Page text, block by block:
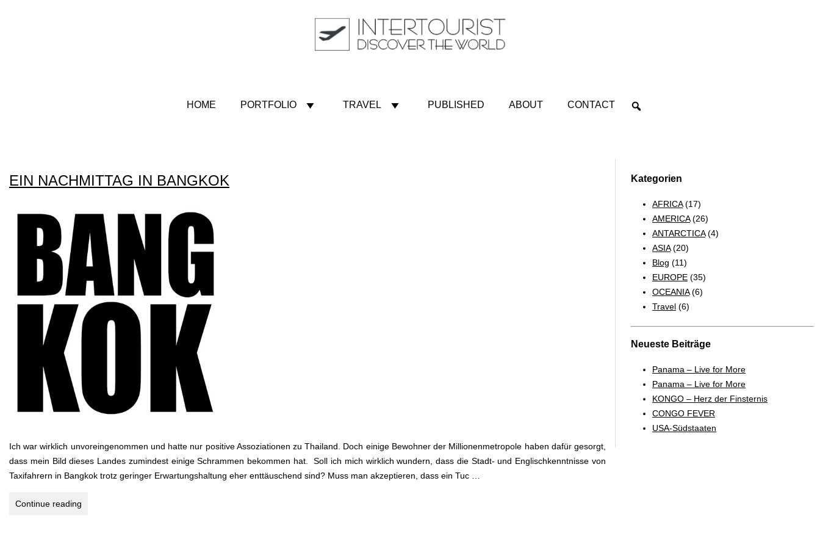
HOME PORTFOLIO TRAVEL PUBLISHED ABOUT CONTACT
EIN NACHMITTAG IN BANGKOK
Ich war wirklich unvoreingenommen und hatte nur positive Assoziationen zu Thailand. Doch einige Bewohner der Millionenmetropole haben dafür gesorgt,
dass mein Bild dieses Landes zumindest einige Schrammen bekommen hat. Soll ich mich wirklich wundern, dass die Stadt- und Englischkenntnisse von
Taxifahrern in Bangkok trotz geringer Erwartungshaltung eher enttäuschend sind? Muss man akzeptieren, dass ein Tuc …
Continue reading
Kategorien
AFRICA(17)
AMERICA(26)
ANTARCTICA(4)
ASIA(20)
Blog (11)
EUROPE (35)
OCEANIA(6)
Travel (6)
Neueste Beiträge
Panama – Live for More
Panama – Live for More
KONGO – Herz der Finsternis
CONGO FEVER
USA-Südstaaten